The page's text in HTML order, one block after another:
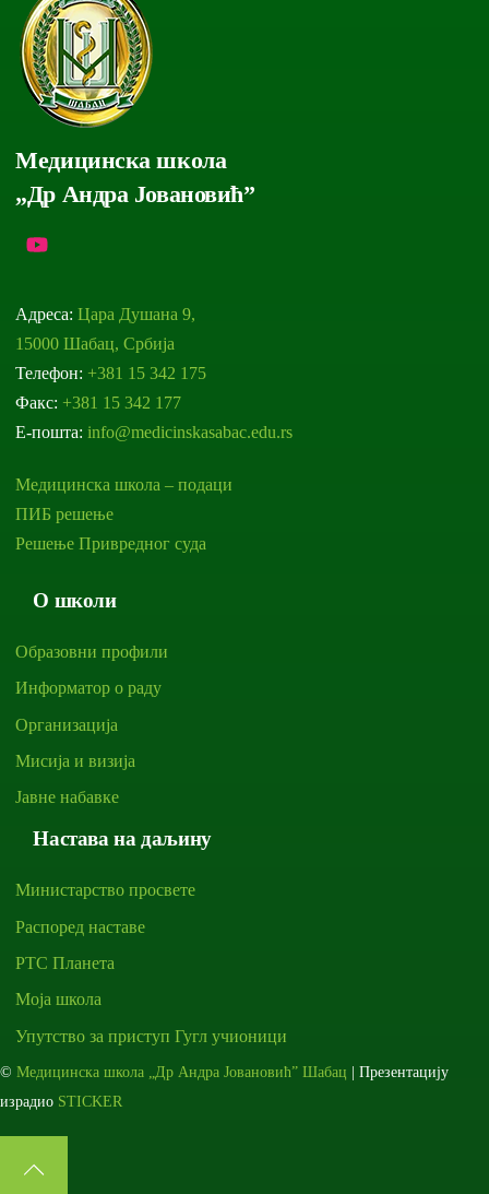
Медицинска школа
„Др Андра Јовановић”
Адреса:Цара Душана 9,
15000 Шабац, Србија
Телефон: +381 15 342 175
Факс: +381 15 342 177
Е-пошта:info@medicinskasabac.edu.rs
Медицинска школа – подаци
ПИБ решење
Решење Привредног суда
О школи
Образовни профили
Информатор о раду
Организација
Мисија и визија
Јавне набавке
Настава на даљину
Министарство просвете
Распоред наставе
РТС Планета
Моја школа
Упутство за приступ Гугл учионици
© Медицинска школа „Др Андра Јовановић” Шабац | Презентацију
израдио STICKER